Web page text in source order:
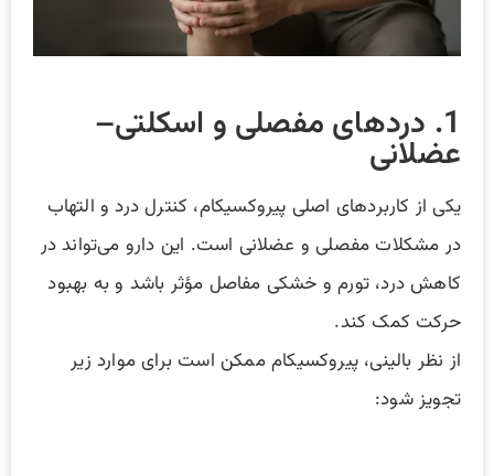
1. دردهای مفصلی و اسکلتی–
عضلانی
یکی از کاربردهای اصلی پیروکسیکام، کنترل درد و التهاب
در مشکلات مفصلی و عضلانی است. این دارو می‌تواند در
کاهش درد، تورم و خشکی مفاصل مؤثر باشد و به بهبود
حرکت کمک کند.
از نظر بالینی، پیروکسیکام ممکن است برای موارد زیر
تجویز شود: